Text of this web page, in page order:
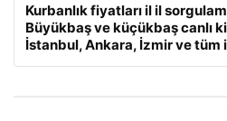
Kurbanlık fiyatları il il
Büyükbaş ve küçükbaş canlı
İstanbul, Ankara, İzmir ve tüm